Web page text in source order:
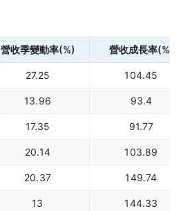
營收季變動率(%) 營收成長率(%)
27.25 104.45
13.96 93.4
17.35 91.77
20.14 103.89
20.37 149.74
13 144.33